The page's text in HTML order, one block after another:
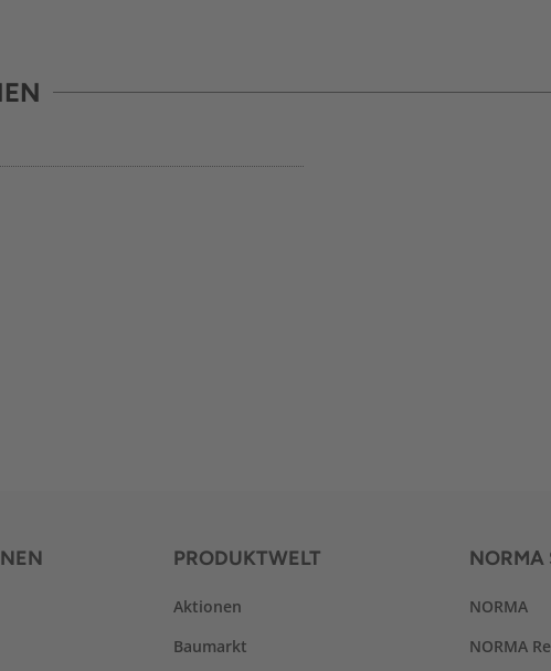
PRODUKTWELT
Aktionen
Baumarkt
NORMA
NORMA
NORMA